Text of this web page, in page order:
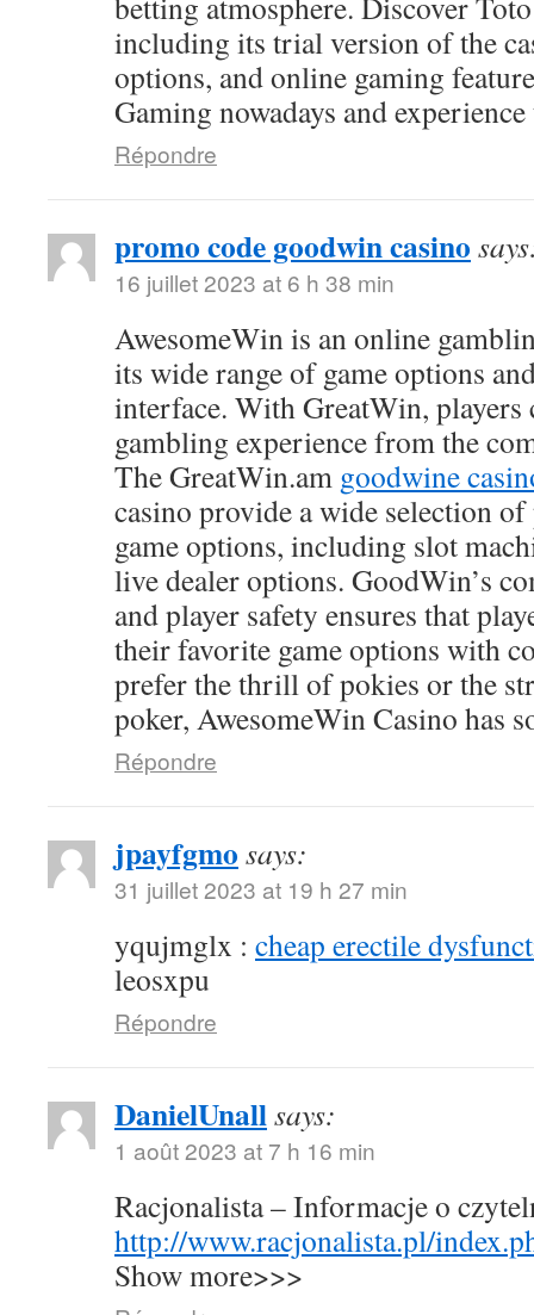
including its trial version of the
options, and online gaming
Gaming nowadays and
Répondre
promo code goodwin casino
16 juillet 2023 at 6 h 38 min
AwesomeWin is an online
its wide range of game options
interface. With GreatWin, players
gambling experience from the
The GreatWin.am goodwine
casino provide a wide selection
game options, including slot
live dealer options. GoodWin’s
and player safety ensures that
their favorite game options with
prefer the thrill of pokies or the
poker, AwesomeWin Casino has
Répondre
jpayfgmo says:
31 juillet 2023 at 19 h 27 min
yqujmglx : cheap erectile
leosxpu
Répondre
DanielUnallsays:
1 août 2023 at 7 h 16 min
Racjonalista – Informacje o
http://www.racjonalista.pl/
Show more>>>